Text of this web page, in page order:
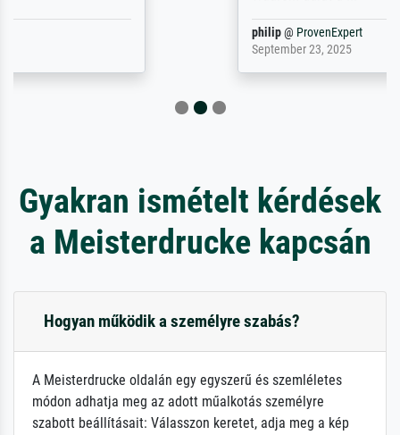
Gyakran ismételt kérdések
a Meisterdrucke kapcsán
Hogyan működik a személyre szabás?
A Meisterdrucke oldalán egy egyszerű és szemléletes
módon adhatja meg az adott műalkotás személyre
szabott beállításait: Válasszon keretet, adja meg a kép